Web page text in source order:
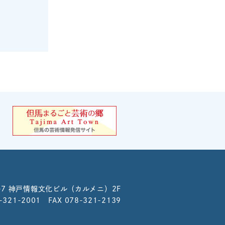
神戸情報文化ビル（カルメニ）2F
321-2001 FAX 078-321-2139